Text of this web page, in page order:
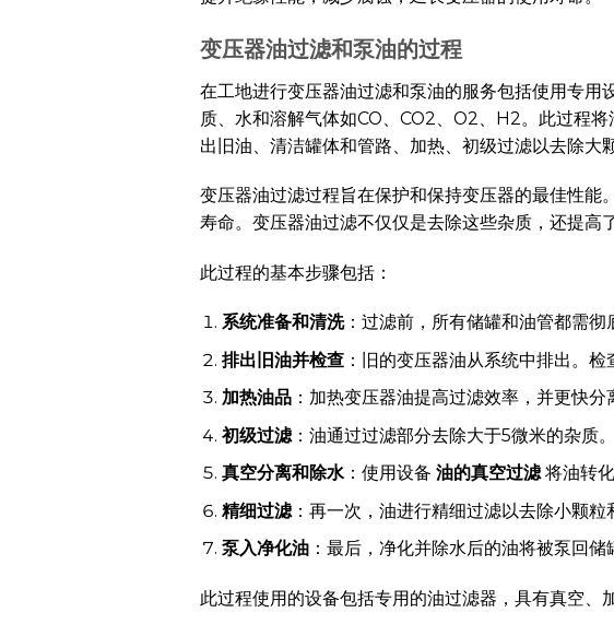
变压器油过滤和泵油的过程
在工地进行变压器油过滤和泵油的服务包括使用专
质、水和溶解气体如CO、CO2、O2、H2。此过程
出旧油、清洁罐体和管路、加热、初级过滤以去除大
变压器油过滤过程旨在保护和保持变压器的最佳性
寿命。变压器油过滤不仅仅是去除这些杂质，还提高
此过程的基本步骤包括：
系统准备和清洗：过滤前，所有储罐和油管都需彻
排出旧油并检查 ：旧的变压器油从系统中排出。
加热油品 ：加热变压器油提高过滤效率，并更快分
初级过滤：油通过过滤部分去除大于5微米的杂质。
真空分离和除水：使用设备油的真空过滤将油转
精细过滤：再一次，油进行精细过滤以去除小颗粒
泵入净化油 ：最后，净化并除水后的油将被泵回储
此过程使用的设备包括专用的油过滤器，具有真空、